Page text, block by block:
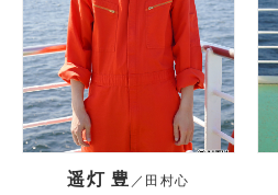
遥灯 豊 ／田村心